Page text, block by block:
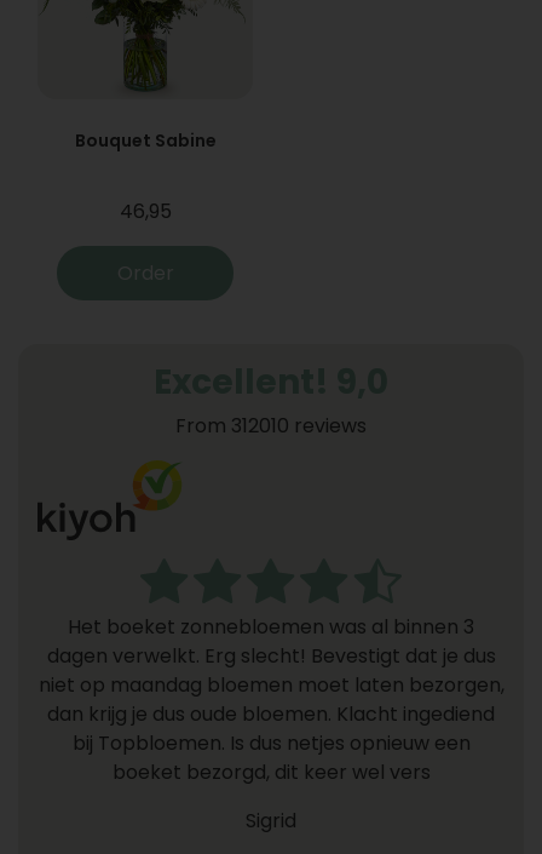
Bouquet Sabine
46,95
Order
From 312010 reviews
Het boeket zonnebloemen was al binnen 3
dagen verwelkt. Erg slecht! Bevestigt dat je dus
niet op maandag bloemen moet laten bezorgen,
dan krijg je dus oude bloemen. Klacht ingediend
bij Topbloemen. Is dus netjes opnieuw een
boeket bezorgd, dit keer wel vers
Sigrid